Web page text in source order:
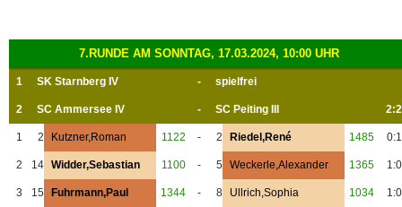
7.RUNDE AM SONNTAG, 17.03.2024, 10:00 UHR
1 SK Starnberg IV - spielfrei
2 SC Ammersee IV - SC Peiting III 2:2
1 2 Kutzner,Roman 1122 - 2 Riedel,René 1485 0:1
2 14 Widder,Sebastian 1100 - 5 Weckerle,Alexander 1365 1:0
3 15 Fuhrmann,Paul 1344 - 8 Ullrich,Sophia 1034 1:0